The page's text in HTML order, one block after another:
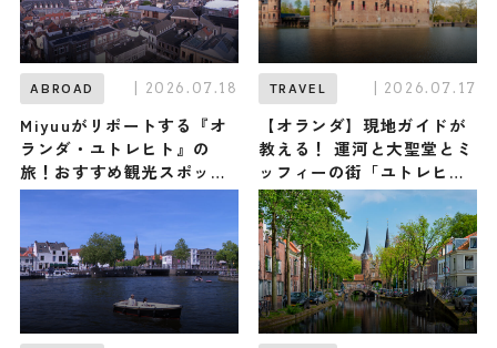
ABROAD | 2026.07.18
Miyuuがリポートする『オ
ランダ・ユトレヒト』の
旅！おすすめ観光スポット
やグルメを紹介 2026年7月
18日放送
TRAVEL | 2026.07.17
【オランダ】現地ガイドが
教える！ 運河と大聖堂とミ
ッフィーの街「ユトレヒ
ト」の観光スポット・グル
メ・お土産3選